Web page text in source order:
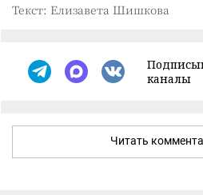
Текст: Елизавета Шишкова
каналы
Читать